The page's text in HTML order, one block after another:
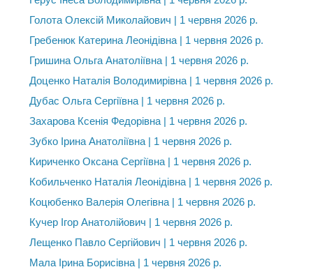
Голота Олексій Миколайович | 1 червня 2026 р.
Гребенюк Катерина Леонідівна | 1 червня 2026 р.
Гришина Ольга Анатоліївна | 1 червня 2026 р.
Доценко Наталія Володимирівна | 1 червня 2026 р.
Дубас Ольга Сергіївна | 1 червня 2026 р.
Захарова Ксенія Федорівна | 1 червня 2026 р.
Зубко Ірина Анатоліївна | 1 червня 2026 р.
Кириченко Оксана Сергіївна | 1 червня 2026 р.
Кобильченко Наталія Леонідівна | 1 червня 2026 р.
Коцюбенко Валерія Олегівна | 1 червня 2026 р.
Кучер Ігор Анатолійович | 1 червня 2026 р.
Лещенко Павло Сергійович | 1 червня 2026 р.
Мала Ірина Борисівна | 1 червня 2026 р.